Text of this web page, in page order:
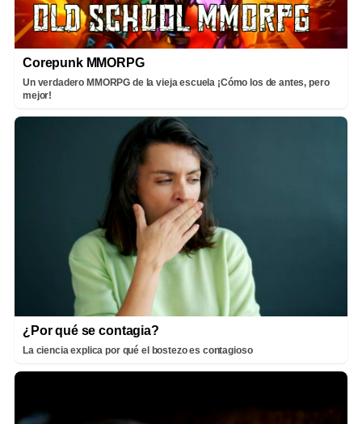
Corepunk MMORPG
Un verdadero MMORPG de la vieja escuela ¡Cómo los de antes, pero
mejor!
¿Por qué se contagia?
La ciencia explica por qué el bostezo es contagioso